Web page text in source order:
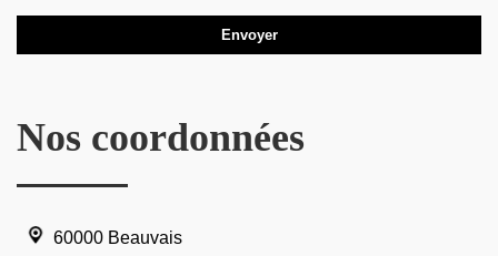
Nos coordonnées
60000 Beauvais